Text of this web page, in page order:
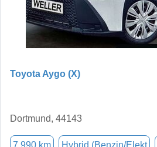
Toyota Aygo (X)
Dortmund, 44143
7.990 km Hybrid (Benzin/Elekt